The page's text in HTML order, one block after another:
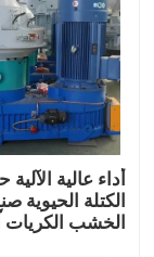
أداء عالية الآلية
الكتلة الحيوية
الخشب الكريات